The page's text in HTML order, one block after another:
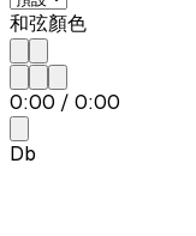
和弦顏色
0:00 / 0:00
Db